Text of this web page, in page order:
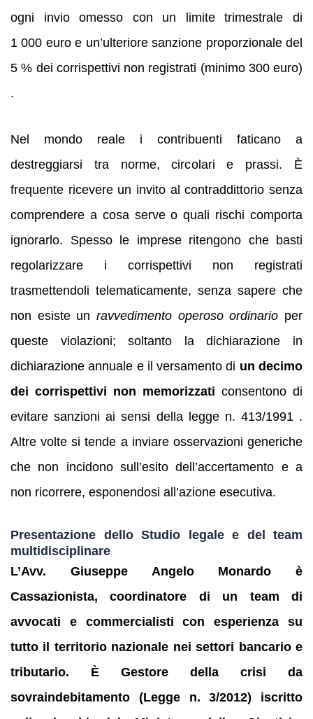
ogni invio omesso con un limite trimestrale di
1 000 euro e un’ulteriore sanzione proporzionale del
5 % dei corrispettivi non registrati (minimo 300 euro)
.
Nel mondo reale i contribuenti faticano a
destreggiarsi tra norme, circolari e prassi. È
frequente ricevere un invito al contraddittorio senza
comprendere a cosa serve o quali rischi comporta
ignorarlo. Spesso le imprese ritengono che basti
regolarizzare i corrispettivi non registrati
trasmettendoli telematicamente, senza sapere che
non esiste un ravvedimento operoso ordinario per
queste violazioni; soltanto la dichiarazione in
dichiarazione annuale e il versamento di un decimo
dei corrispettivi non memorizzati consentono di
evitare sanzioni ai sensi della legge n. 413/1991 .
Altre volte si tende a inviare osservazioni generiche
che non incidono sull’esito dell’accertamento e a
non ricorrere, esponendosi all’azione esecutiva.
Presentazione dello Studio legale e del team
multidisciplinare
L’Avv. Giuseppe Angelo Monardo è
Cassazionista, coordinatore di un team di
avvocati e commercialisti con esperienza su
tutto il territorio nazionale nei settori bancario e
tributario. È Gestore della crisi da
sovraindebitamento (Legge n. 3/2012) iscritto